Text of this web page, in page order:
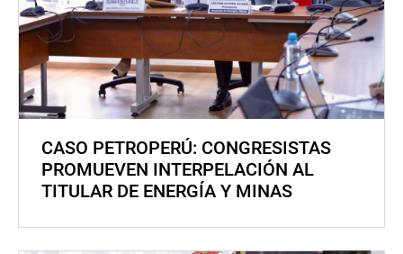
CASO PETROPERÚ: CONGRESISTAS
PROMUEVEN INTERPELACIÓN AL
TITULAR DE ENERGÍA Y MINAS